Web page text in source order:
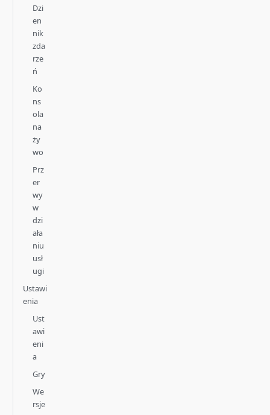
Dzi
en
nik
zda
rze
ń
Ko
ns
ola
na
ży
wo
Prz
er
wy
w
dzi
ała
niu
usł
ugi
Ustawi
enia
Ust
awi
eni
a
Gry
We
rsje